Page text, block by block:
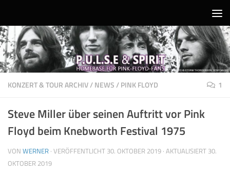
KONZERT & TOUR ARCHIV/NEWS/PINK FLOYD 1
Steve Miller über seinen Auftritt vor Pink
Floyd beim Knebworth Festival 1975
VON WERNER · VERÖFFENTLICHT 30. OKTOBER 2019 · AKTUALISIERT 30.
OKTOBER 2019